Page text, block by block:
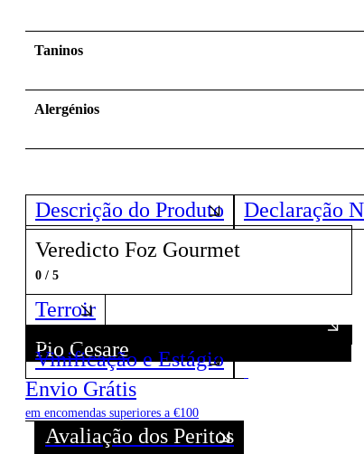
Taninos
Alergénios
Descrição do Produto
Declaração
Veredicto Foz Gourmet
0 / 5
Terroir
Pio Cesare
Descubra todos os Vinhos deste Produtor!
Vinificação e Estágio
Envio Grátis
em encomendas superiores a €100
Avaliação dos Peritos